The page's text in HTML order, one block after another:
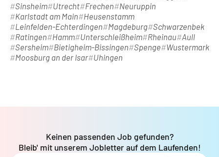
Sinsheim Utrecht Frechen
Neuruppin
Karlstadt am Main
Heusenstamm
Leinfelden-Echterdingen
Magdeburg Schwarzenbek
Ratingen
Hamm Unterschleißheim Rheinau Aull
Sersheim Bietigheim-Bissingen Spenge
Wustermark
Moosburg an der Isar Uhingen
Keinen passenden Job gefunden?
Bleib' mit unserem Jobletter auf dem Laufenden!